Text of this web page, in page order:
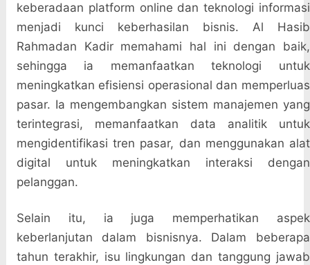
keberadaan platform online dan teknologi informasi
menjadi kunci keberhasilan bisnis. Al Hasib
Rahmadan Kadir memahami hal ini dengan baik,
sehingga ia memanfaatkan teknologi untuk
meningkatkan efisiensi operasional dan memperluas
pasar. Ia mengembangkan sistem manajemen yang
terintegrasi, memanfaatkan data analitik untuk
mengidentifikasi tren pasar, dan menggunakan alat
digital untuk meningkatkan interaksi dengan
pelanggan.
Selain itu, ia juga memperhatikan aspek
keberlanjutan dalam bisnisnya. Dalam beberapa
tahun terakhir, isu lingkungan dan tanggung jawab